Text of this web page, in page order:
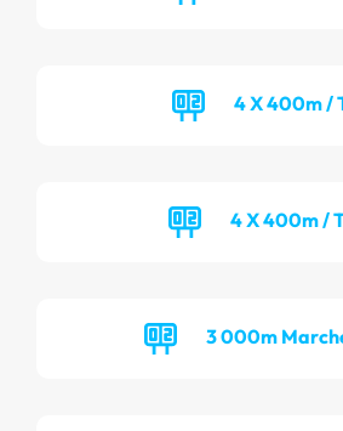
4 X 400m /
4 X 400m /
3 000m